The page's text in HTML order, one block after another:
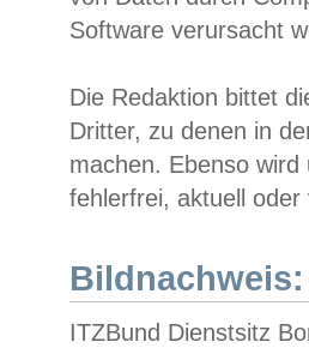
Software verursacht
Die Redaktion bittet
Dritter, zu denen in
machen. Ebenso
fehlerfrei, aktuell oder
Bildnachweis:
ITZBund Dienstsitz